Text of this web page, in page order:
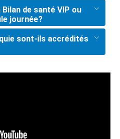
de santé VIP ou
journée?
sont-ils accrédités